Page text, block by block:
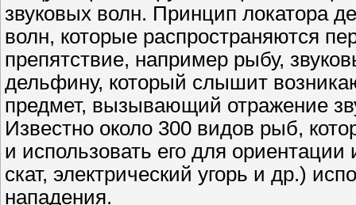
звуковых волн. Принцип локатора
волн, которые распространяются
препятствие, например рыбу,
дельфину, который слышит
предмет, вызывающий отражение
Известно около 300 видов рыб,
и использовать его для
скат, электрический угорь и др.)
нападения.